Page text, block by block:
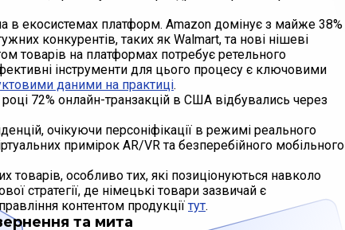
в екосистемах платформ. Amazon домінує з майже 38%
конкурентів, таких як Walmart, та нові нішеві
товарів на платформах потребує ретельного
інструменти для цього процесу є ключовими
даними на практиці.
72% онлайн-транзакцій в США відбувались через
очікуючи персоніфікації в режимі реального
примірок AR/VR та безперебійного мобільного
товарів, особливо тих, які позиціонуються навколо
стратегії, де німецькі товари зазвичай є
контентом продукції тут.
та мита